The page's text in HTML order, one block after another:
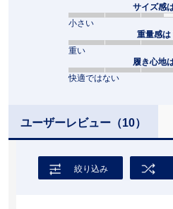
サイズ感
小さい
重量感は
重い
履き心地
快適ではない
ユーザーレビュー（10）
絞り込み